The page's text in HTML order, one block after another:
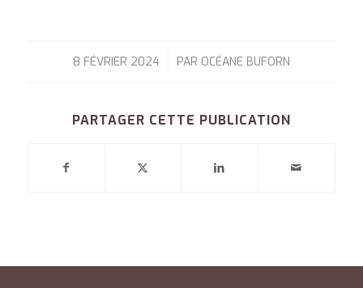
8 FÉVRIER 2024
/ PAR OCÉANE BUFORN
PARTAGER CETTE PUBLICATION